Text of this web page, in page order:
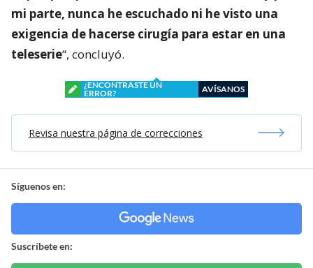
mi parte, nunca he escuchado ni he visto una
exigencia de hacerse cirugía para estar en una
teleserie“, concluyó.
¿ENCONTRASTE UN
ERROR?
AVÍSANOS
Revisa nuestra página de correcciones
Síguenos en:
Suscríbete en: